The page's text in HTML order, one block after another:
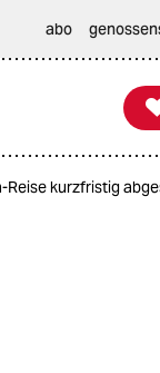
abo
Reise kurzfristig